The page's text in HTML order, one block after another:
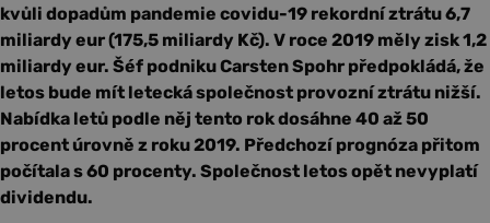
kvůli dopadům pandemie covidu-19 rekordní ztrátu 6,7
miliardy eur (175,5 miliardy Kč). V roce 2019 měly zisk 1,2
miliardy eur. Šéf podniku Carsten Spohr předpokládá, že
letos bude mít letecká společnost provozní ztrátu nižší.
Nabídka letů podle něj tento rok dosáhne 40 až 50
procent úrovně z roku 2019. Předchozí prognóza přitom
počítala s 60 procenty. Společnost letos opět nevyplatí
dividendu.